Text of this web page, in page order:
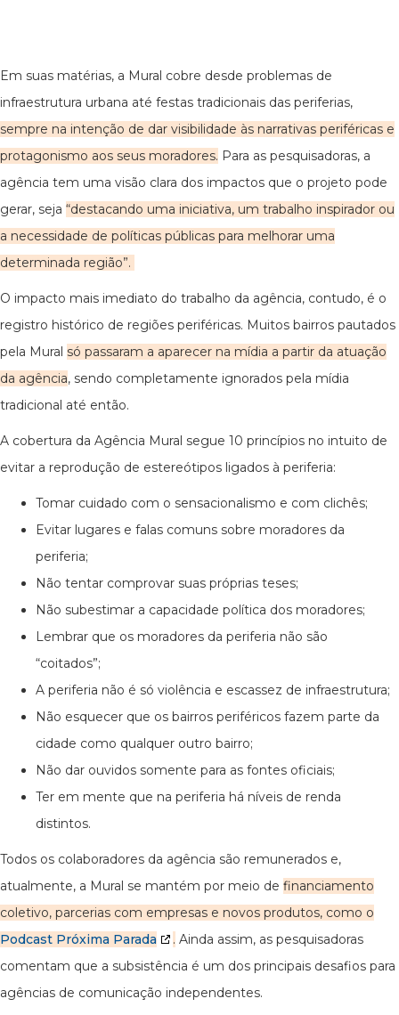
Em suas matérias, a Mural cobre desde problemas de
infraestrutura urbana até festas tradicionais das periferias,
sempre na intenção de dar visibilidade às narrativas periféricas e
protagonismo aos seus moradores. Para as pesquisadoras, a
agência tem uma visão clara dos impactos que o projeto pode
gerar, seja “destacando uma iniciativa, um trabalho inspirador ou
a necessidade de políticas públicas para melhorar uma
determinada região”.
O impacto mais imediato do trabalho da agência, contudo, é o
registro histórico de regiões periféricas. Muitos bairros pautados
pela Mural só passaram a aparecer na mídia a partir da atuação
da agência, sendo completamente ignorados pela mídia
tradicional até então.
A cobertura da Agência Mural segue 10 princípios no intuito de
evitar a reprodução de estereótipos ligados à periferia:
Tomar cuidado com o sensacionalismo e com clichês;
Evitar lugares e falas comuns sobre moradores da
periferia;
Não tentar comprovar suas próprias teses;
Não subestimar a capacidade política dos moradores;
Lembrar que os moradores da periferia não são
“coitados”;
A periferia não é só violência e escassez de infraestrutura;
Não esquecer que os bairros periféricos fazem parte da
cidade como qualquer outro bairro;
Não dar ouvidos somente para as fontes oficiais;
Ter em mente que na periferia há níveis de renda
distintos.
Todos os colaboradores da agência são remunerados e,
atualmente, a Mural se mantém por meio de financiamento
coletivo, parcerias com empresas e novos produtos, como o
Podcast Próxima Parada
. Ainda assim, as pesquisadoras
comentam que a subsistência é um dos principais desafios para
agências de comunicação independentes.